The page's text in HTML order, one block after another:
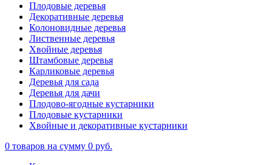
Плодовые деревья
Декоративные деревья
Колоновидные деревья
Лиственные деревья
Хвойные деревья
Штамбовые деревья
Карликовые деревья
Деревья для сада
Деревья для дачи
Плодово-ягодные кустарники
Плодовые кустарники
Хвойные и декоративные кустарники
0 товаров на сумму 0 руб.